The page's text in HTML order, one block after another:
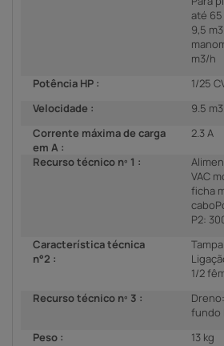
até 65
9,5
m3/h
Potência HP :
1/25
Velocidade :
9.5
Corrente máxima de carga
em A :
2.3 A
Recurso técnico nº 1 :
VAC
ficha
P2:
Característica técnica
n°2 :
1/2
Recurso técnico nº 3 :
fundo
Peso :
13 kg